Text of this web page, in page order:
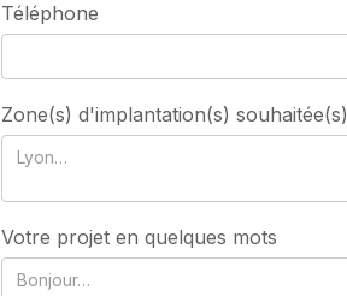
Téléphone
Zone(s) d'implantation(s) souhaitée(s)
Votre projet en quelques mots